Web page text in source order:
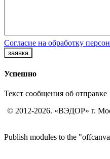
Согласие на обработку
заявка
Успешно
Текст сообщения об отправке
© 2012-2026. «ВЭДОР» г.
Publish modules to the